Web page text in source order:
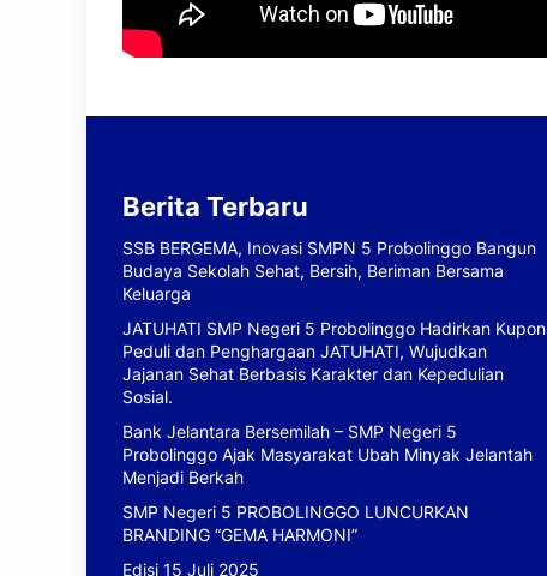
Berita Terbaru
SSB BERGEMA, Inovasi SMPN 5 Probolinggo Bangun
Budaya Sekolah Sehat, Bersih, Beriman Bersama
Keluarga
JATUHATI SMP Negeri 5 Probolinggo Hadirkan Kupon
Peduli dan Penghargaan JATUHATI, Wujudkan
Jajanan Sehat Berbasis Karakter dan Kepedulian
Sosial.
Bank Jelantara Bersemilah – SMP Negeri 5
Probolinggo Ajak Masyarakat Ubah Minyak Jelantah
Menjadi Berkah
SMP Negeri 5 PROBOLINGGO LUNCURKAN
BRANDING “GEMA HARMONI”
Edisi 15 Juli 2025